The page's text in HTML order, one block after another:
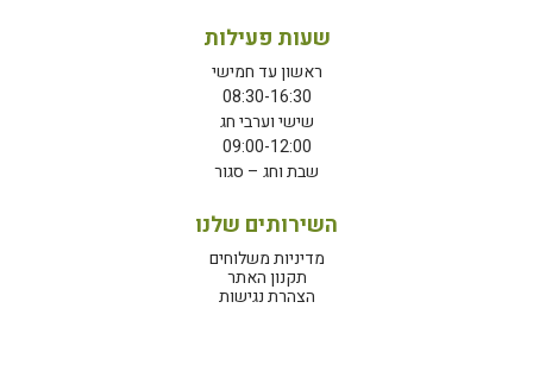
שעות פעילות
ראשון עד חמישי
08:30-16:30
שישי וערבי חג
09:00-12:00
שבת וחג – סגור
השירותים שלנו
מדיניות משלוחים
תקנון האתר
הצהרת נגישות